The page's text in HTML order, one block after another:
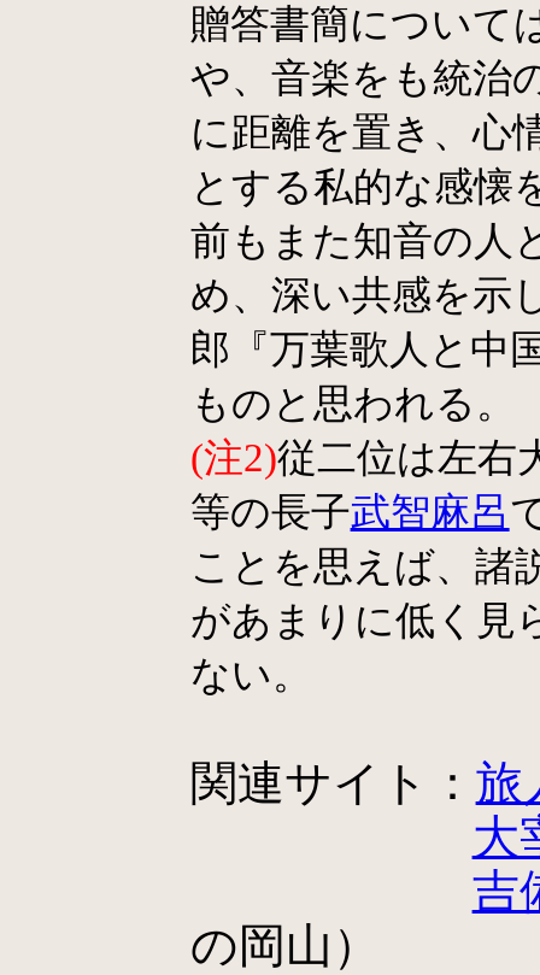
贈答書簡について
や、音楽をも統治
に距離を置き、心
とする私的な感懐
前もまた知音の人
め、深い共感を示
郎『万葉歌人と中
ものと思われる。
(注2)従二位は左右
等の長子武智麻呂
ことを思えば、諸
があまりに低く見
ない。
関連サイト： 旅
大
吉
の岡山）